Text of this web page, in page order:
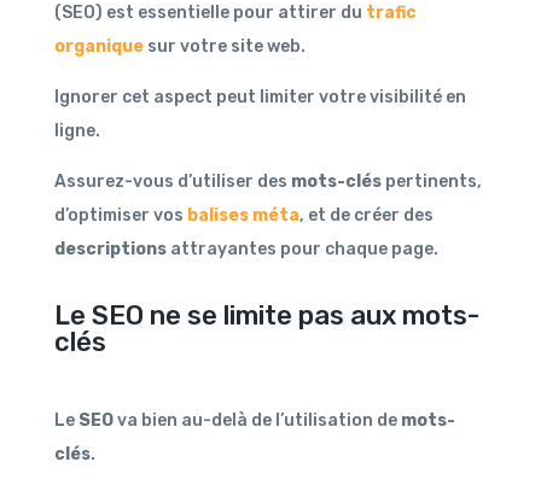
(SEO) est essentielle pour attirer du trafic
organiquesur votre site web.
Ignorer cet aspect peut limiter votre visibilité en
ligne.
Assurez-vous d’utiliser des mots-cléspertinents,
d’optimiser vos balises méta, et de créer des
descriptionsattrayantes pour chaque page.
Le SEO ne se limite pas aux mots-
clés
Le SEOva bien au-delà de l’utilisation de mots-
clés.